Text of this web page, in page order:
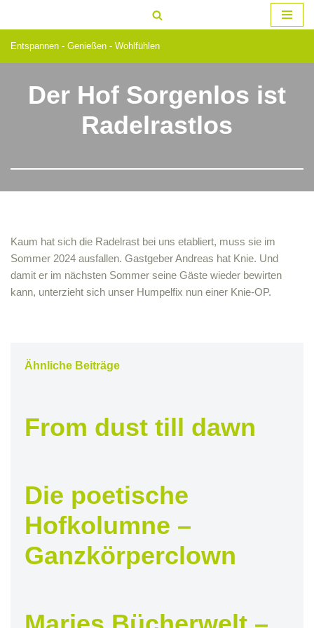
Inhalt
Entspannen - Genießen - Wohlfühlen
Der Hof Sorgenlos ist
Radelrastlos
Kaum hat sich die Radelrast bei uns etabliert, muss sie im
Sommer 2024 ausfallen. Gastgeber Andreas hat Knie. Und
damit er im nächsten Sommer seine Gäste wieder bewirten
kann, unterzieht sich unser Humpelfix nun einer Knie-OP.
Ähnliche Beiträge
From dust till dawn
Die poetische
Hofkolumne –
Ganzkörperclown